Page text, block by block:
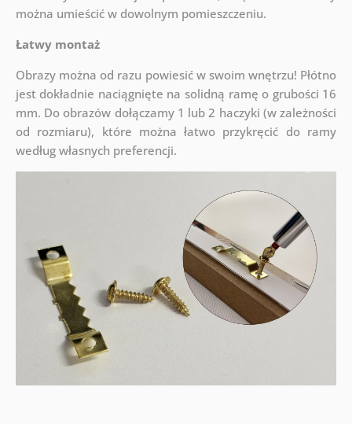
można umieścić w dowolnym pomieszczeniu.
Łatwy montaż
Obrazy można od razu powiesić w swoim wnętrzu! Płótno
jest dokładnie naciągnięte na solidną ramę o grubości 16
mm. Do obrazów dołączamy 1 lub 2 haczyki (w zależności
od rozmiaru), które można łatwo przykręcić do ramy
według własnych preferencji.